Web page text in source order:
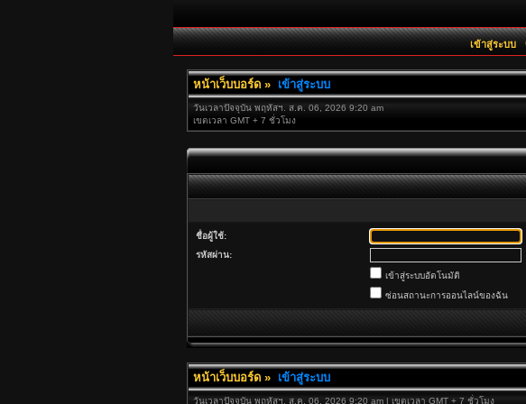
เข้าสู่ระบบ
หน้าเว็บบอร์ด » เข้าสู่ระบบ
วันเวลาปัจจุบัน พฤหัสฯ. ส.ค. 06, 2026 9:20 am
เขตเวลา GMT + 7 ชั่วโมง
ชื่อผู้ใช้:
รหัสผ่าน:
เข้าสู่ระบบอัตโนมัติ
ซ่อนสถานะการออนไลน์ของฉัน
หน้าเว็บบอร์ด » เข้าสู่ระบบ
วันเวลาปัจจุบัน พฤหัสฯ. ส.ค. 06, 2026 9:20 am | เขตเวลา GMT + 7 ชั่วโมง